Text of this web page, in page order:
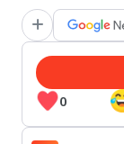
0